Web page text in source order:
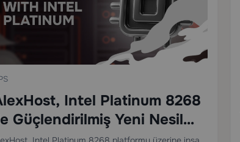
Intel Platinum 8268
Güçlendirilmiş Yeni Nesil
Serisini Tanıttı